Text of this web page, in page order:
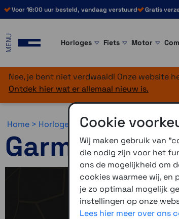
Voor 16:00 uur besteld, vandaag verstuurd Gratis
MENU Horloges Fiets Motor
Nee, je bent niet verdwaald! Onze website
Ontdek hier wat er allemaal nieuw is.
Home > Horloges >Avontuur > Garmin Fenix
Garmin
Cookie
Wij maken gebruik van
die nodig zijn voor het
ons de mogelijkheid om
cookies waarmee wij, en
je zo optimaal mogelijk
instellingen op onze
Lees hier meer over ons